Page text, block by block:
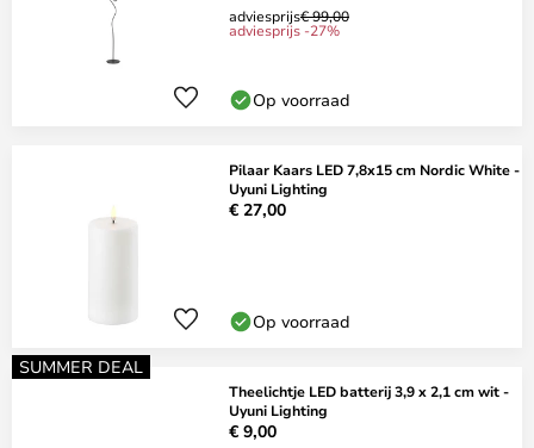
adviesprijs€ 99,00
adviesprijs -27%
Op voorraad
Pilaar Kaars LED 7,8x15 cm Nordic White -
Uyuni Lighting
€ 27,00
Op voorraad
SUMMER DEAL
Theelichtje LED batterij 3,9 x 2,1 cm wit -
Uyuni Lighting
€ 9,00